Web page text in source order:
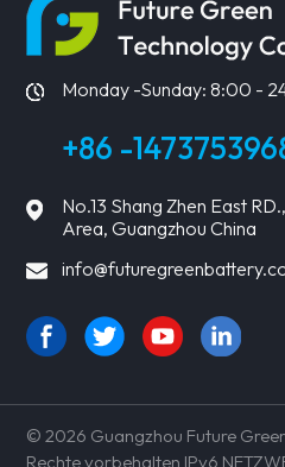
ERFAHREN
SIE MEHR
Monday -Sunday: 8:00 -
+86 -
No.13 Shang Zhen East
Area, Guangzhou China
© 2026 Guangzhou Future
Rechte vorbehalten IPv6